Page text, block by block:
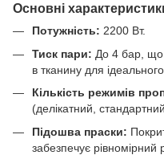
Основні
Потужність: 2200 Вт.
Тиск пари: До 4 бар, що
в тканину для
Кількість режимів
(делікатний,
Підошва праски:
забезпечує рівномірний